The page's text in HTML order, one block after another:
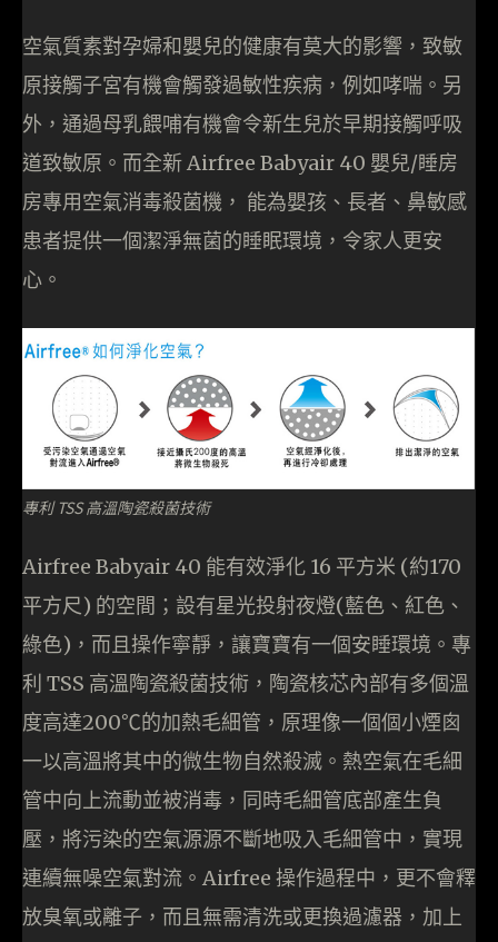
空氣質素對孕婦和嬰兒的健康有莫大的影響，致敏
原接觸子宮有機會觸發過敏性疾病，例如哮喘。另
外，通過母乳餵哺有機會令新生兒於早期接觸呼吸
道致敏原。而全新 Airfree Babyair 40 嬰兒/睡房
房專用空氣消毒殺菌機， 能為嬰孩、長者、鼻敏感
患者提供一個潔淨無菌的睡眠環境，令家人更安
心。
專利 TSS 高溫陶瓷殺菌技術
Airfree Babyair 40 能有效淨化 16 平方米 (約170
平方尺) 的空間；設有星光投射夜燈(藍色、紅色、
綠色)，而且操作寧靜，讓寶寶有一個安睡環境。專
利 TSS 高溫陶瓷殺菌技術，陶瓷核芯內部有多個溫
度高達200℃的加熱毛細管，原理像一個個小煙囪
一以高溫將其中的微生物自然殺滅。熱空氣在毛細
管中向上流動並被消毒，同時毛細管底部產生負
壓，將污染的空氣源源不斷地吸入毛細管中，實現
連續無噪空氣對流。Airfree 操作過程中，更不會釋
放臭氧或離子，而且無需清洗或更換過濾器，加上